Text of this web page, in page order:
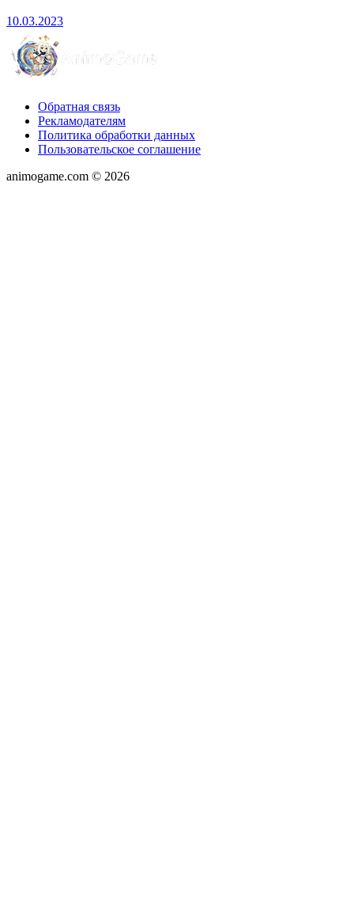
10.03.2023
Обратная связь
Рекламодателям
Политика обработки данных
Пользовательское соглашение
animogame.com © 2026